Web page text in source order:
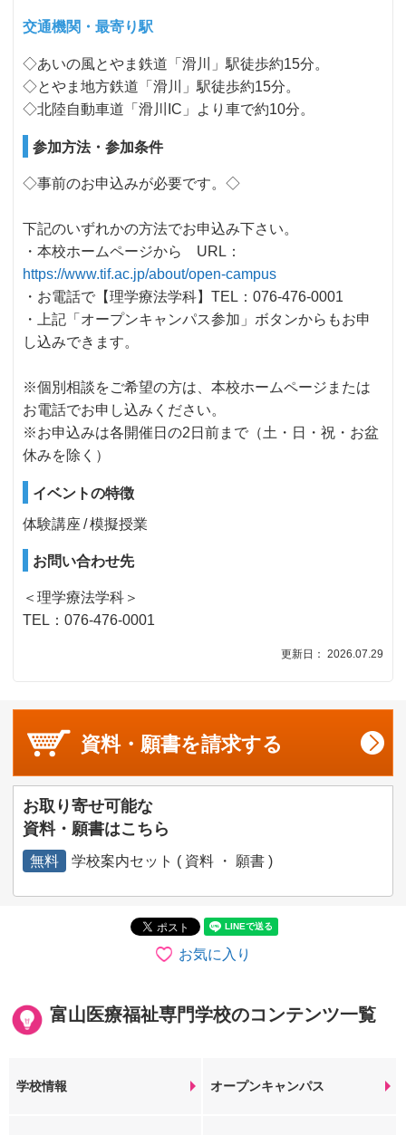
交通機関・最寄り駅
◇あいの風とやま鉄道「滑川」駅徒歩約15分。
◇とやま地方鉄道「滑川」駅徒歩約15分。
◇北陸自動車道「滑川IC」より車で約10分。
参加方法・参加条件
◇事前のお申込みが必要です。◇
下記のいずれかの方法でお申込み下さい。
・本校ホームページから URL：
https://www.tif.ac.jp/about/open-campus
・お電話で【理学療法学科】TEL：076-476-0001
・上記「オープンキャンパス参加」ボタンからもお申
し込みできます。
※個別相談をご希望の方は、本校ホームページまたは
お電話でお申し込みください。
※お申込みは各開催日の2日前まで（土・日・祝・お盆
休みを除く）
イベントの特徴
体験講座
模擬授業
お問い合わせ先
＜理学療法学科＞
TEL：076-476-0001
更新日： 2026.07.29
資料・願書を請求する
お取り寄せ可能な
資料・願書はこちら
無料 学校案内セット ( 資料 ・ 願書 )
お気に入り
富山医療福祉専門学校のコンテンツ一覧
学校情報 オープンキャンパス